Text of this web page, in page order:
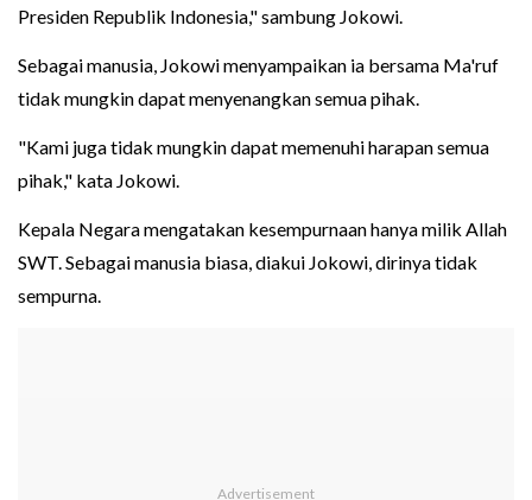
Presiden Republik Indonesia," sambung Jokowi.
Sebagai manusia, Jokowi menyampaikan ia bersama Ma'ruf
tidak mungkin dapat menyenangkan semua pihak.
"Kami juga tidak mungkin dapat memenuhi harapan semua
pihak," kata Jokowi.
Kepala Negara mengatakan kesempurnaan hanya milik Allah
SWT. Sebagai manusia biasa, diakui Jokowi, dirinya tidak
sempurna.